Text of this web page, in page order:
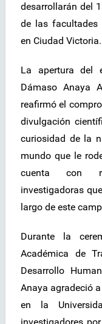
desarrollarán del
de las facultades
en Ciudad Victoria.
La apertura del
Dámaso Anaya
reafirmó el
divulgación
curiosidad de la
mundo que le
cuenta con
investigadoras
largo de este
Durante la
Académica de
Desarrollo
Anaya agradeció
en la